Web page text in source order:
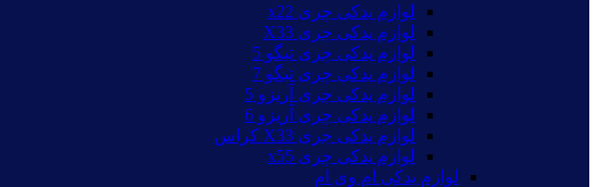
لوازم یدکی چری x22
لوازم یدکی چری X33
لوازم یدکی چری تیگو 5
لوازم یدکی چری تیگو 7
لوازم یدکی چری آریزو 5
لوازم یدکی چری آریزو 6
لوازم یدکی چری X33 کراس
لوازم یدکی چری x55
لوازم یدکی ام وی ام